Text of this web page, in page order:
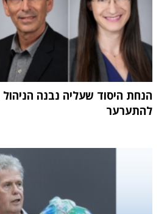
הנחת היסוד שעליה נבנה
להתערער